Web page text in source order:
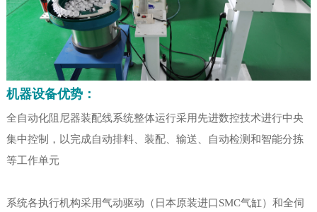
机器设备优势：
全自动化阻尼器装配线系统整体运行采用先进数控技术进行中央
集中控制，以完成自动排料、装配、输送、自动检测和智能分拣
等工作单元
系统各执行机构采用气动驱动（日本原装进口SMC气缸）和全伺